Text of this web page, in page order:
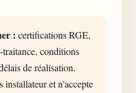
: certifications RGE,
traitance, conditions
de réalisation.
installateur et n'accepte